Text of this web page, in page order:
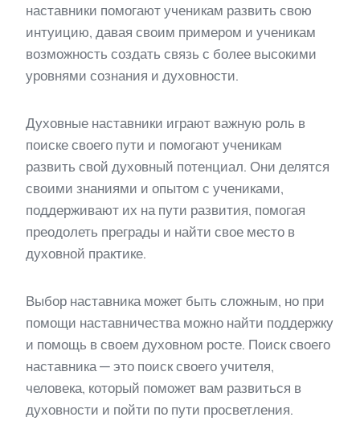
наставники помогают ученикам развить свою
интуицию, давая своим примером и ученикам
возможность создать связь с более высокими
уровнями сознания и духовности.
Духовные наставники играют важную роль в
поиске своего пути и помогают ученикам
развить свой духовный потенциал. Они делятся
своими знаниями и опытом с учениками,
поддерживают их на пути развития, помогая
преодолеть преграды и найти свое место в
духовной практике.
Выбор наставника может быть сложным, но при
помощи наставничества можно найти поддержку
и помощь в своем духовном росте. Поиск своего
наставника — это поиск своего учителя,
человека, который поможет вам развиться в
духовности и пойти по пути просветления.